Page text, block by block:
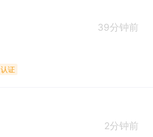
39分钟前
认证
2分钟前